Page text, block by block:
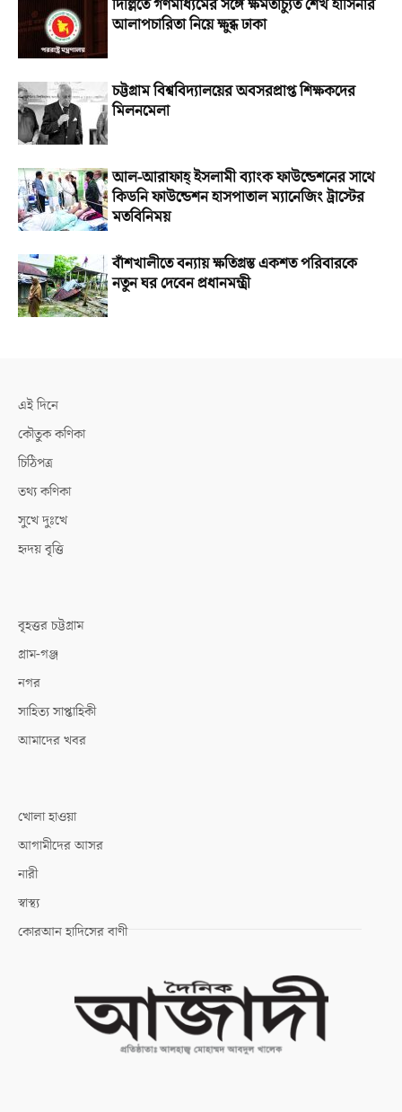
দিল্লিতে গণমাধ্যমের সঙ্গে ক্ষমতাচ্যুত শেখ হাসিনার
আলাপচারিতা নিয়ে ক্ষুব্ধ ঢাকা
চট্টগ্রাম বিশ্ববিদ্যালয়ের অবসরপ্রাপ্ত শিক্ষকদের
মিলনমেলা
আল-আরাফাহ্‌ ইসলামী ব্যাংক ফাউন্ডেশনের সাথে
কিডনি ফাউন্ডেশন হাসপাতাল ম্যানেজিং ট্রাস্টের
মতবিনিময়
বাঁশখালীতে বন্যায় ক্ষতিগ্রস্ত একশত পরিবারকে
নতুন ঘর দেবেন প্রধানমন্ত্রী
এই দিনে
কৌতুক কণিকা
চিঠিপত্র
তথ্য কণিকা
সুখে দুঃখে
হৃদয় বৃত্তি
বৃহত্তর চট্টগ্রাম
গ্রাম-গঞ্জ
নগর
সাহিত্য সাপ্তাহিকী
আমাদের খবর
খোলা হাওয়া
আগামীদের আসর
নারী
স্বাস্থ্য
কোরআন হাদিসের বাণী